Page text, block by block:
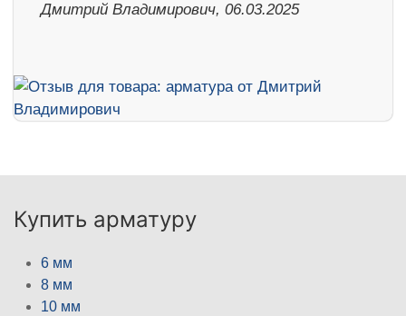
Дмитрий Владимирович, 06.03.2025
Купить арматуру
6 мм
8 мм
10 мм